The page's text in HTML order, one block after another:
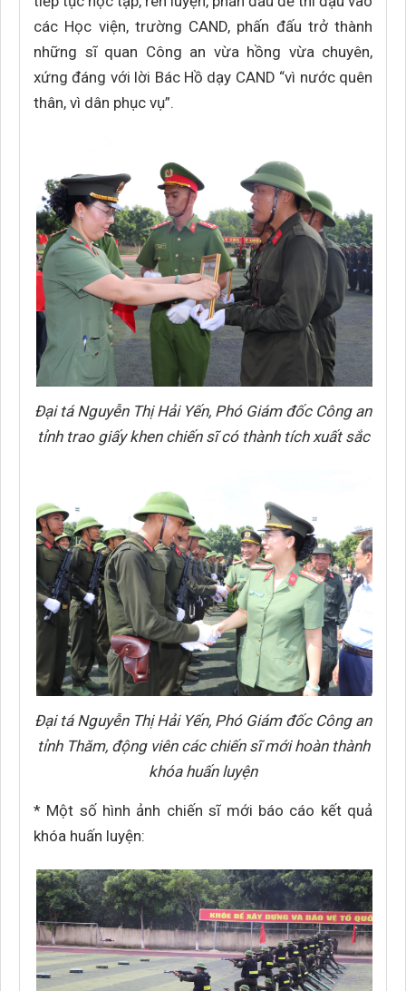
các Học viện, trường CAND, phấn đấu trở thành
những sĩ quan Công an vừa hồng vừa chuyên,
xứng đáng với lời Bác Hồ dạy CAND “vì nước quên
thân, vì dân phục vụ”.
Đại tá Nguyễn Thị Hải Yến, Phó Giám đốc Công an
tỉnh trao giấy khen chiến sĩ có thành tích xuất sắc
Đại tá Nguyễn Thị Hải Yến, Phó Giám đốc Công an
tỉnh Thăm, động viên các chiến sĩ mới hoàn thành
khóa huấn luyện
* Một số hình ảnh chiến sĩ mới báo cáo kết quả
khóa huấn luyện: